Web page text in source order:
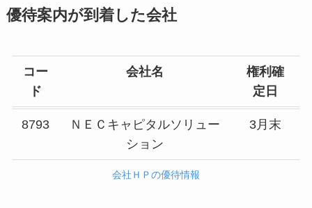
優待案内が到着した会社
コー
ド
会社名
権利確
定日
8793
ＮＥＣキャピタルソリュー
ション
3月末
会社ＨＰの優待情報